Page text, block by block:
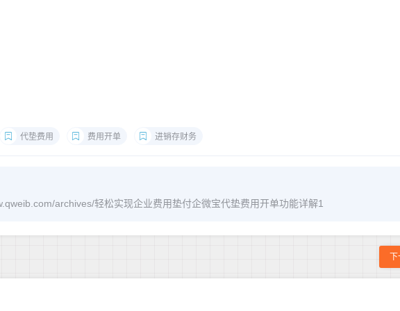
代垫费用 费用开单 进销存财务
archives/轻松实现企业费用垫付企微宝代垫费用开单功能详解1